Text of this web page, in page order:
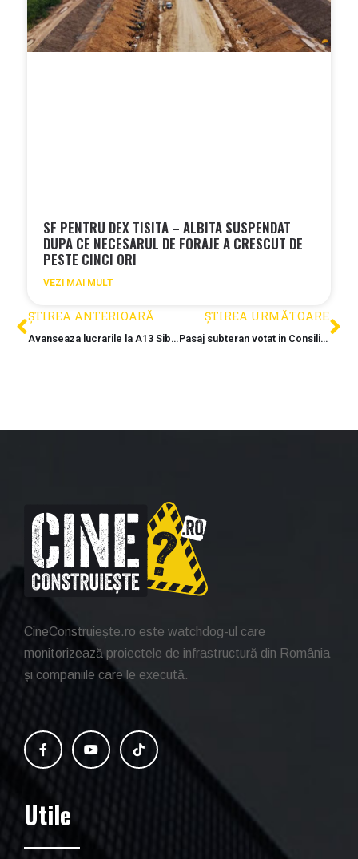
SF PENTRU DEX TISITA – ALBITA SUSPENDAT
DUPA CE NECESARUL DE FORAJE A CRESCUT DE
PESTE CINCI ORI
VEZI MAI MULT
ȘTIREA ANTERIOARĂ
Avanseaza lucrarile la A13 Sibiu-Fagaras
ȘTIREA URMĂTOARE
Pasaj subteran votat in Consiliul Local Alba Iulia
CineConstruiește.ro este watchdog-ul care
monitorizează proiectele de infrastructură din România
și companiile care le execută.
Utile